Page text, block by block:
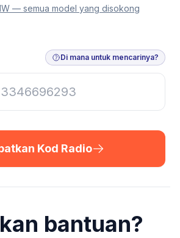
— semua model yang disokong
Di mana untuk mencarinya?
Kod Radio
bantuan?